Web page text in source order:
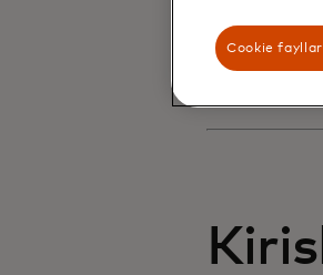
Cookie